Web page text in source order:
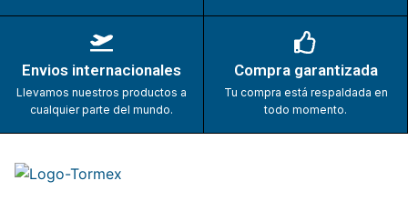
Envios internacionales
Llevamos nuestros productos a
cualquier parte del mundo.
Compra garantizada
Tu compra está respaldada en
todo momento.